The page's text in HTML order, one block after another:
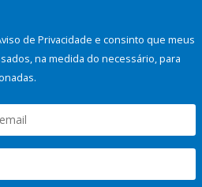
de Privacidade e consinto que meus
na medida do necessário, para